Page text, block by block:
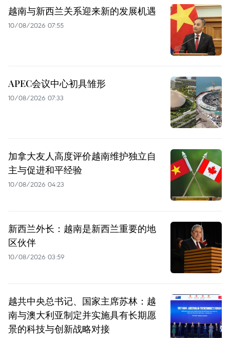
越南与新西兰关系迎来新的发展机遇
10/08/2026 07:55
APEC会议中心初具雏形
10/08/2026 07:33
加拿大友人高度评价越南维护独立自
主与促进和平经验
10/08/2026 04:23
新西兰外长：越南是新西兰重要的地
区伙伴
10/08/2026 03:59
越共中央总书记、国家主席苏林：越
南与澳大利亚制定并实施具有长期愿
景的科技与创新战略对接